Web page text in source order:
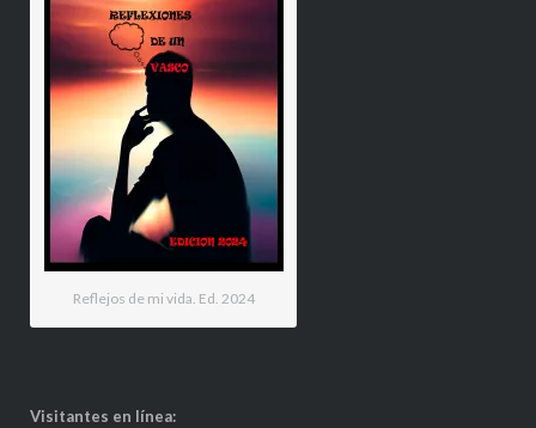
Reflejos de mi vida. Ed. 2024
Visitantes en línea: